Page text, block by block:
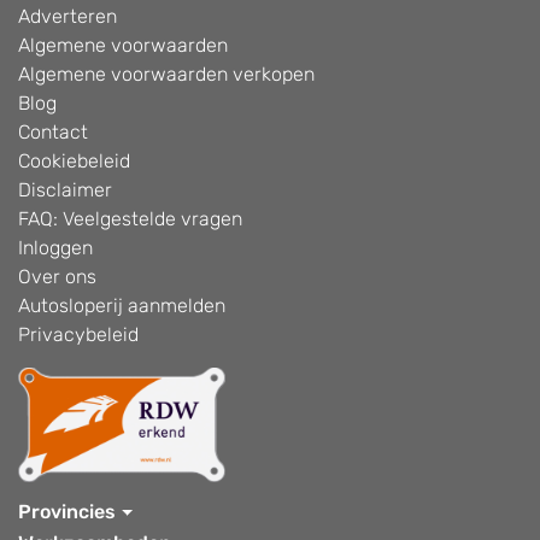
Adverteren
Algemene voorwaarden
Algemene voorwaarden verkopen
Blog
Contact
Cookiebeleid
Disclaimer
FAQ: Veelgestelde vragen
Inloggen
Over ons
Autosloperij aanmelden
Privacybeleid
Provincies